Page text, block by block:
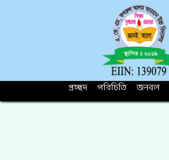
প্রচ্ছদ পরিচিতি জনবল